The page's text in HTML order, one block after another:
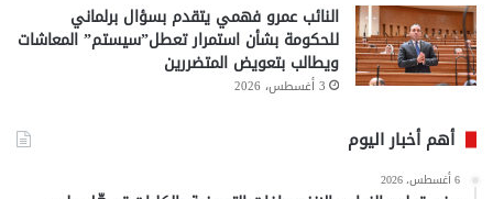
النائب عمرو فهمي يتقدم بسؤال برلماني
للحكومة بشأن استمرار تعطل”سيستم” المعاشات
ويطالب بتعويض المتضررين
3 أغسطس، 2026
أهم أخبار اليوم
6 أغسطس، 2026